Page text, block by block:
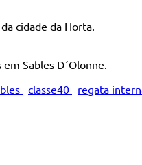
cidade da Horta.
Sables D´Olonne.
classe40 regata